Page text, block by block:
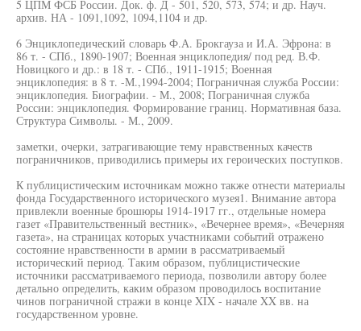
5 ЦПМ ФСБ России. Док. ф. Д - 501, 520, 573, 574; и др. Науч.
архив. НА - 1091,1092, 1094,1104 и др.
6 Энциклопедический словарь Ф.А. Брокгауза и И.А. Эфрона: в
86 т. - СПб., 1890-1907; Военная энциклопедия/ под ред. В.Ф.
Новицкого и др.: в 18 т. - СПб., 1911-1915; Военная
энциклопедия: в 8 т. -М.,1994-2004; Пограничная служба России:
энциклопедия. Биографии. - М., 2008; Пограничная служба
России: энциклопедия. Формирование границ. Нормативная база.
Структура Символы. - М., 2009.
заметки, очерки, затрагивающие тему нравственных качеств
пограничников, приводились примеры их героических поступков.
К публицистическим источникам можно также отнести материалы
фонда Государственного исторического музея1. Внимание автора
привлекли военные брошюры 1914-1917 гг., отдельные номера
газет «Правительственный вестник», «Вечернее время», «Вечерняя
газета», на страницах которых участниками событий отражено
состояние нравственности в армии в рассматриваемый
исторический период. Таким образом, публицистические
источники рассматриваемого периода, позволили автору более
детально определить, каким образом проводилось воспитание
чинов пограничной стражи в конце XIX - начале XX вв. на
государственном уровне.